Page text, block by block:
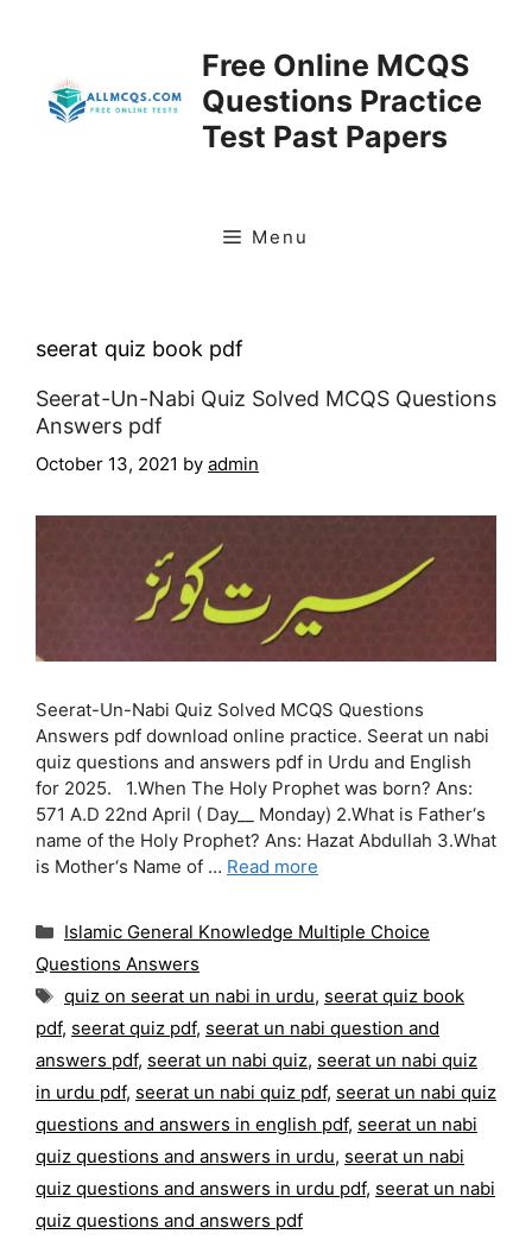
Free Online MCQS
Questions Practice
Test Past Papers
Menu
seerat quiz book pdf
Seerat-Un-Nabi Quiz Solved MCQS Questions
Answers pdf
October 13, 2021 by admin
Seerat-Un-Nabi Quiz Solved MCQS Questions
Answers pdf download online practice. Seerat un nabi
quiz questions and answers pdf in Urdu and English
for 2025. 1.When The Holy Prophet was born? Ans:
571 A.D 22nd April ( Day__ Monday) 2.What is Father‘s
name of the Holy Prophet? Ans: Hazat Abdullah 3.What
is Mother‘s Name of … Read more
Categories
Islamic General Knowledge Multiple Choice
Questions Answers
Tags
quiz on seerat un nabi in urdu, seerat quiz book
pdf, seerat quiz pdf, seerat un nabi question and
answers pdf, seerat un nabi quiz, seerat un nabi quiz
in urdu pdf, seerat un nabi quiz pdf, seerat un nabi quiz
questions and answers in english pdf, seerat un nabi
quiz questions and answers in urdu, seerat un nabi
quiz questions and answers in urdu pdf, seerat un nabi
quiz questions and answers pdf